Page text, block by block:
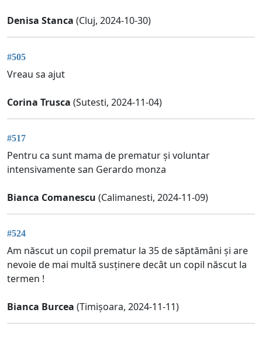
Denisa Stanca (Cluj, 2024-10-30)
#505
Vreau sa ajut
Corina Trusca (Sutesti, 2024-11-04)
#517
Pentru ca sunt mama de prematur și voluntar
intensivamente san Gerardo monza
Bianca Comanescu (Calimanesti, 2024-11-09)
#524
Am născut un copil prematur la 35 de săptămâni și are
nevoie de mai multă susținere decât un copil născut la
termen !
Bianca Burcea (Timișoara, 2024-11-11)